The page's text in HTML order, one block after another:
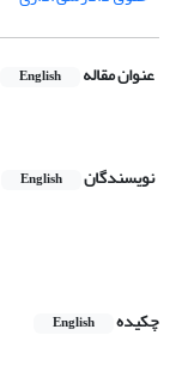
عنوان مقاله English
نویسندگان English
چکیده
English